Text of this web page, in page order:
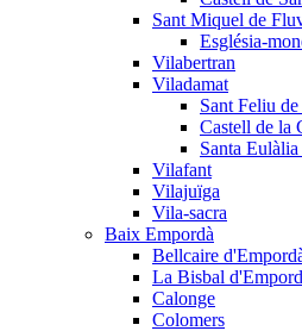
Sant Miquel de
Església-
Vilabertran
Viladamat
Sant Feliu
Castell de la
Santa
Vilafant
Vilajuïga
Vila-sacra
Baix Empordà
Bellcaire
La Bisbal
Calonge
Colomers